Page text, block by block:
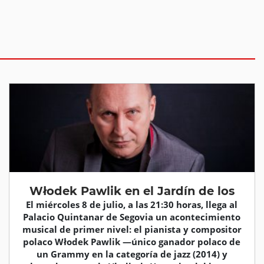
Włodek Pawlik en el Jardín de los
El miércoles 8 de julio, a las 21:30 horas, llega al
Palacio Quintanar de Segovia un acontecimiento
musical de primer nivel: el pianista y compositor
polaco Włodek Pawlik —único ganador polaco de
un Grammy en la categoría de jazz (2014) y